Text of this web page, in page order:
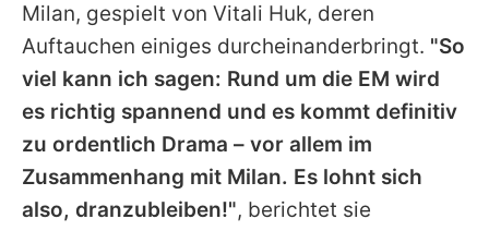
Milan, gespielt von Vitali Huk, deren
Auftauchen einiges durcheinanderbringt. "So
viel kann ich sagen: Rund um die EM wird
es richtig spannend und es kommt definitiv
zu ordentlich Drama – vor allem im
Zusammenhang mit Milan. Es lohnt sich
also, dranzubleiben!", berichtet sie